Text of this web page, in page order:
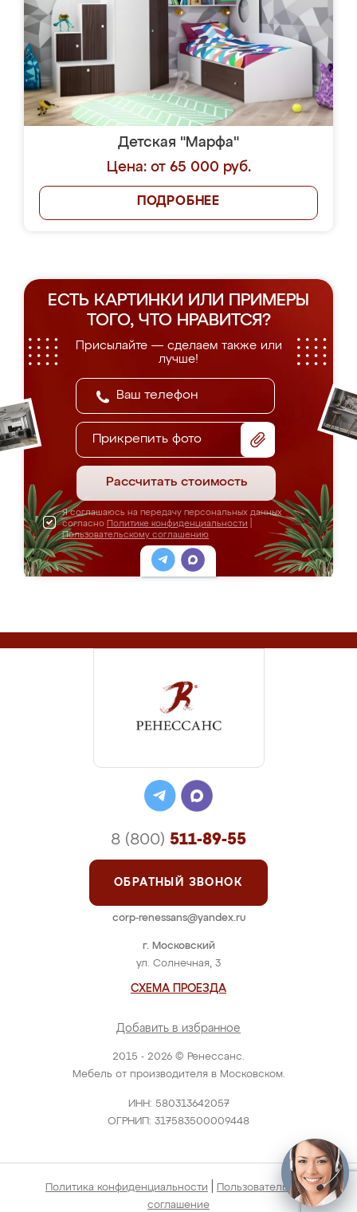
Детская "Марфа"
Цена: от 65 000 руб.
ПОДРОБНЕЕ
ЕСТЬ КАРТИНКИ ИЛИ ПРИМЕРЫ
ТОГО, ЧТО НРАВИТСЯ?
Присылайте — сделаем также или
лучше!
Прикрепить фото
Рассчитать стоимость
Я соглашаюсь на передачу персональных данных
согласно Политике конфиденциальности
Пользовательскому соглашению
2015 - 2026 © Ренессанс.
Мебель от производителя в Московском.
ИНН: 580313642057
ОГРНИП: 317583500009448
г. Московский
ул. Солнечная, 3
СХЕМА ПРОЕЗДА
Добавить в избранное
8 (800) 511-89-55
ОБРАТНЫЙ ЗВОНОК
corp-renessans@yandex.ru
Политика конфиденциальности
Пользовательское
соглашение